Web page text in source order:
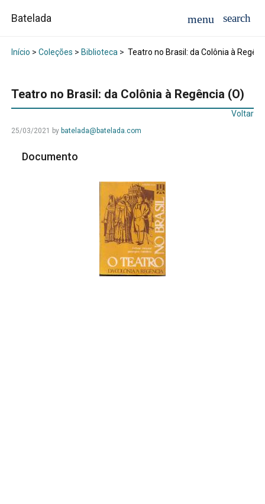
Batelada
Início > Coleções > Biblioteca> Teatro no Brasil: da Colônia à
Teatro no Brasil: da Colônia à Regência (O)
Voltar
25/03/2021 by batelada@batelada.com
Documento